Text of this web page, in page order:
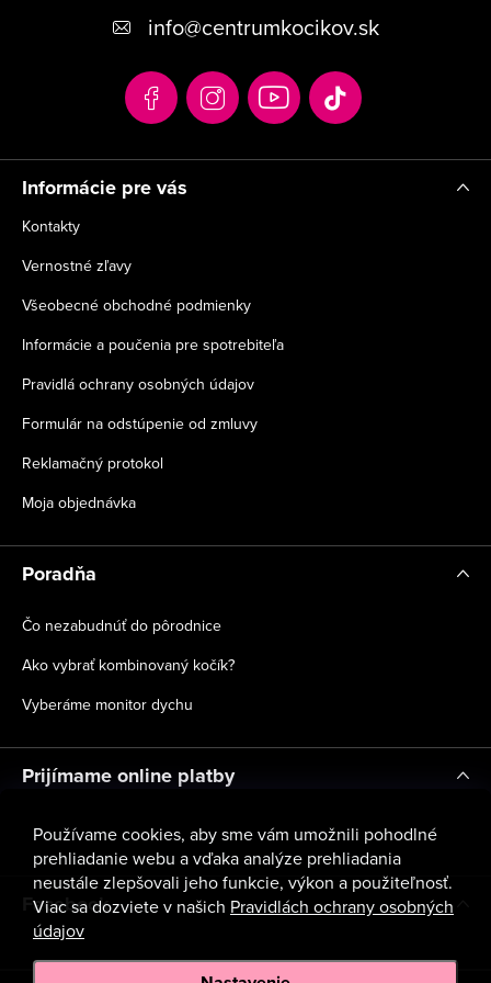
Používame cookies, aby sme vám umožnili pohodlné
prehliadanie webu a vďaka analýze prehliadania
neustále zlepšovali jeho funkcie, výkon a použiteľnosť.
Viac sa dozviete v našich Pravidlách ochrany osobných
údajov
e
info@centrumkocikov.sk
Informácie pre vás
Kontakty
Vernostné zľavy
Všeobecné obchodné podmienky
Informácie a poučenia pre spotrebiteľa
Pravidlá ochrany osobných údajov
Formulár na odstúpenie od zmluvy
Reklamačný protokol
Moja objednávka
Poradňa
Čo nezabudnúť do pôrodnice
Ako vybrať kombinovaný kočík?
Vyberáme monitor dychu
Prijímame online platby
Facebook